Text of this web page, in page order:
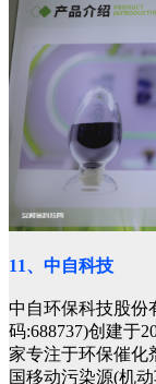
11、中自科技
中自环保科技股份
码:688737)创建于
家专注于环保催化
国移动污染源(机